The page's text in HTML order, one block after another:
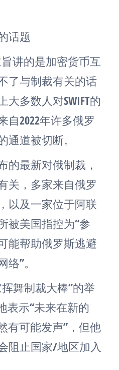
话题
旨讲的是加密货币互
了与制裁有关的话
多数人对SWIFT的
自2022年许多俄罗
道被切断。
的最新对俄制裁，
关，多家来自俄罗
以及一家位于阿联
被美国指控为“参
能帮助俄罗斯逃避
”。
舞制裁大棒”的举
表示“未来在新的
有可能发声”，但他
阻止国家/地区加入